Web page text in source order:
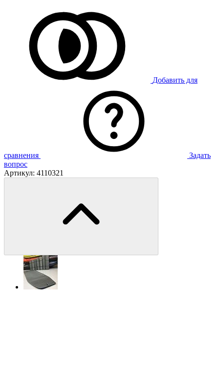
Добавить для
сравнения
Задать
вопрос
Артикул: 4110321